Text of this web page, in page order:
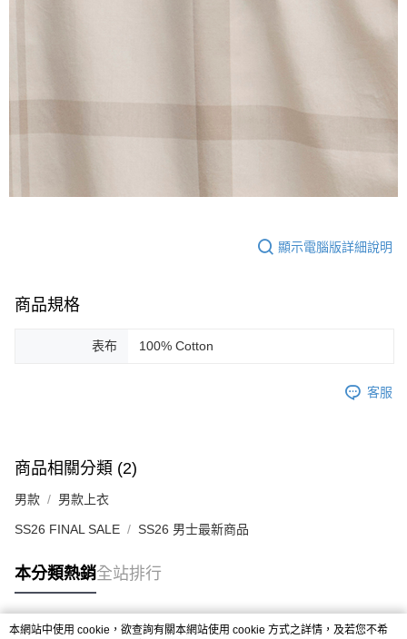
顯示電腦版詳細說明
商品規格
表布 100% Cotton
客服
商品相關分類 (2)
男款 男款上衣
SS26 FINAL SALE SS26 男士最新商品
本分類熱銷全站排行
本網站中使用 cookie，欲查詢有關本網站使用 cookie 方式之詳情，及若您不希